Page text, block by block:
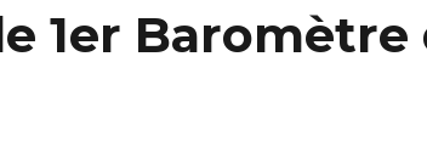
1er Baromètre